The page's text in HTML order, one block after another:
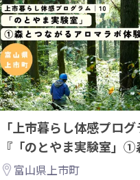
「上市暮らし体感プログ
『「のとやま実験室」
アロマラボ体験』
富山県上市町